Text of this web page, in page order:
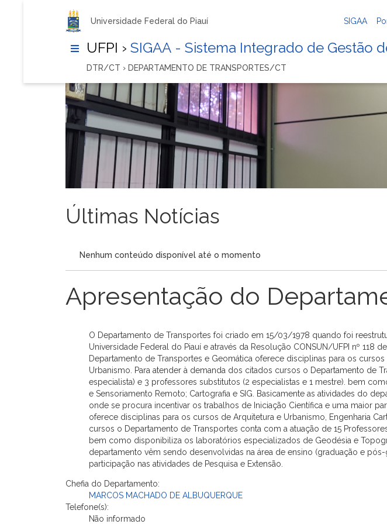
Universidade Federal do Piauí SIGAA
UFPI › SIGAA - Sistema Integrado de Gestão
DTR/CT › DEPARTAMENTO DE TRANSPORTES/CT
Últimas Notícias
Nenhum conteúdo disponível até o momento
Apresentação do
O Departamento de Transportes foi criado em 15/03/1978 quando foi
Universidade Federal do Piauí e através da Resolução CONSUN/UFPI nº
Departamento de Transportes e Geomática oferece disciplinas para os
Urbanismo. Para atender à demanda dos citados cursos o Departamento de
especialista) e 3 professores substitutos (2 especialistas e 1 mestre). bem
e Sensoriamento Remoto; Cartografia e SIG. Basicamente as atividades do
onde se procura incentivar os trabalhos de Iniciação Científica e uma maior
oferece disciplinas para os cursos de Arquitetura e Urbanismo, Engenharia
cursos o Departamento de Transportes conta com a atuação de 15
bem como disponibiliza os laboratórios especializados de Geodésia e
departamento vêm sendo desenvolvidas na área de ensino (graduação e
participação nas atividades de Pesquisa e Extensão.
Chefia do Departamento:
MARCOS MACHADO DE ALBUQUERQUE
Telefone(s):
Não informado